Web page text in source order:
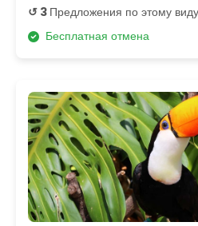
↺ 3 Предложения по этому
Бесплатная отмена